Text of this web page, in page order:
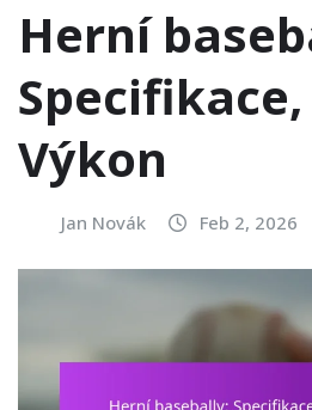
Herní
Výkon
Jan Novák Feb 2, 2026